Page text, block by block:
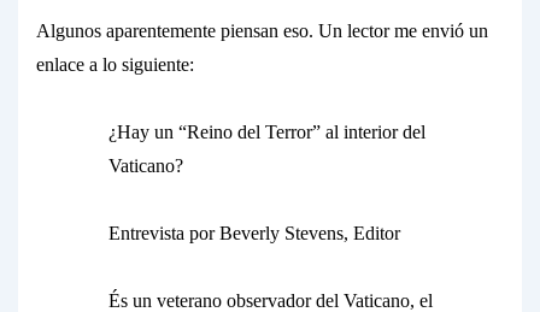
Algunos aparentemente piensan eso. Un lector me envió un
enlace a lo siguiente:
¿Hay un “Reino del Terror” al interior del
Vaticano?
Entrevista por Beverly Stevens, Editor
És un veterano observador del Vaticano, el